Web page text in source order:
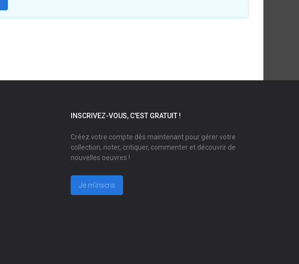
INSCRIVEZ-VOUS, C'EST GRATUIT !
Créez votre compte dès maintenant pour gérer votre
collection, noter, critiquer, commenter et découvrir de
nouvelles oeuvres !
Je m'inscris